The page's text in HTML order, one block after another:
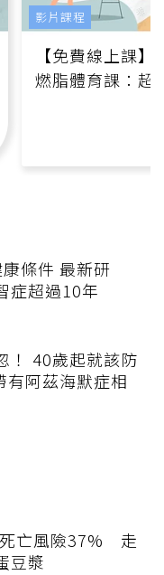
【免費線上課
燃脂體育課：超
影片課程
條件 最新研
症超過10年
！ 40歲起就該防
有阿茲海默症相
亡風險37% 走
豆漿